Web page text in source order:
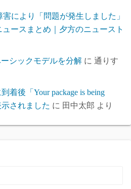
害により「問題が発生しました」
ュースまとめ｜夕方のニュースト
ーシックモデルを分解 に 通りす
着後「Your package is being
示されました に 田中太郎 より